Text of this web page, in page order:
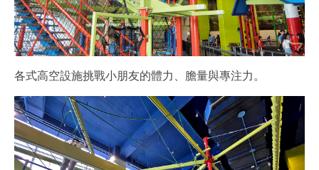
各式高空設施挑戰小朋友的體力、膽量與專注力。